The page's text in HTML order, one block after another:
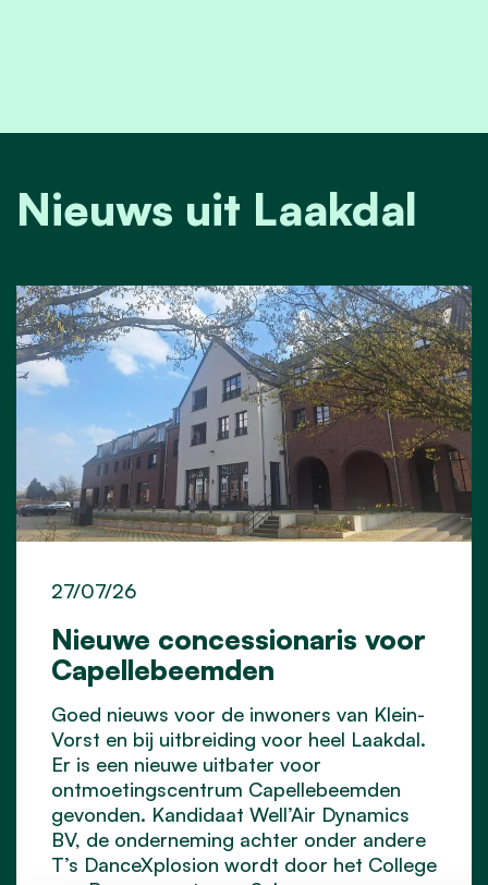
Nieuws uit Laakdal
Nieuwe concessionaris voor
Capellebeemden
27/07/26
Goed nieuws voor de inwoners van Klein-
Vorst en bij uitbreiding voor heel Laakdal.
Er is een nieuwe uitbater voor
ontmoetingscentrum Capellebeemden
gevonden. Kandidaat Well’Air Dynamics
BV, de onderneming achter onder andere
T’s DanceXplosion wordt door het College